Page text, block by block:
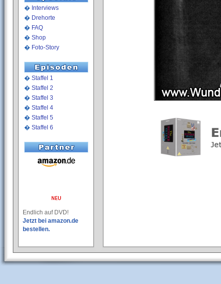
� Interviews
� Drehorte
� FAQ
� Shop
� Foto-Story
� Staffel 1
� Staffel 2
� Staffel 3
� Staffel 4
� Staffel 5
� Staffel 6
Endlich auf DVD!
Jetzt bei amazon.de
bestellen.